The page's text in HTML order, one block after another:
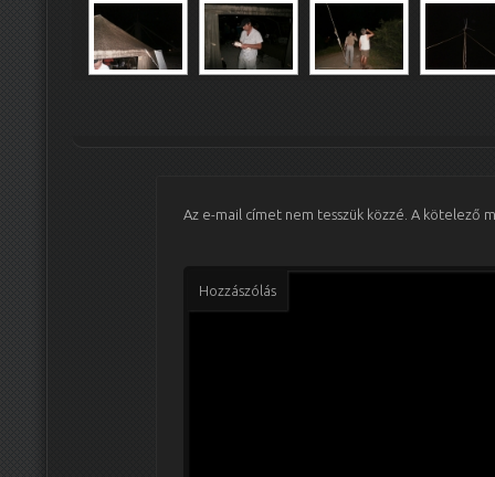
Az e-mail címet nem tesszük közzé. A kötelező
Hozzászólás